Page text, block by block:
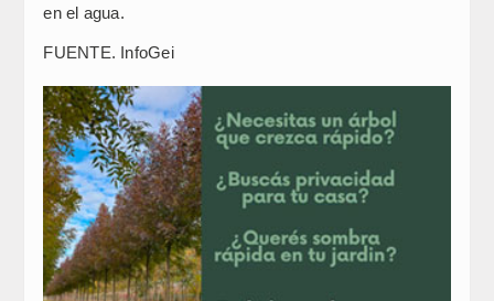
en el agua.
FUENTE. InfoGei